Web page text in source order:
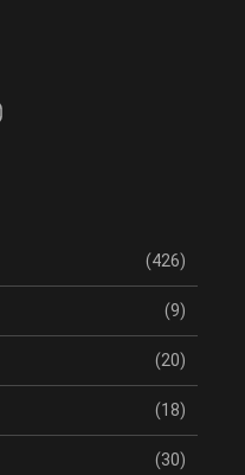
(426)
(9)
(20)
(18)
(30)